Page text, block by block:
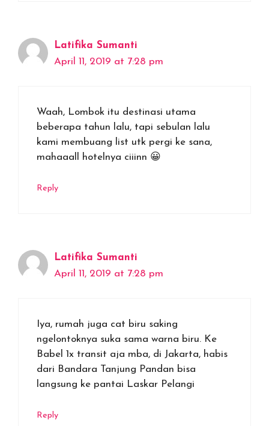
Latifika Sumanti
April 11, 2019 at 7:28 pm
Waah, Lombok itu destinasi utama
beberapa tahun lalu, tapi sebulan lalu
kami membuang list utk pergi ke sana,
mahaaall hotelnya ciiinn 😀
Reply
Latifika Sumanti
April 11, 2019 at 7:28 pm
Iya, rumah juga cat biru saking
ngelontoknya suka sama warna biru. Ke
Babel 1x transit aja mba, di Jakarta, habis
dari Bandara Tanjung Pandan bisa
langsung ke pantai Laskar Pelangi
Reply